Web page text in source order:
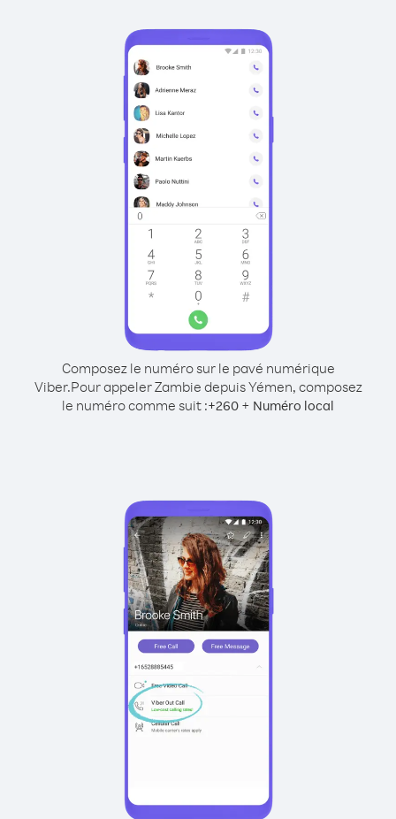
Composez le numéro sur le pavé numérique
Viber.Pour appeler Zambie depuis Yémen, composez
le numéro comme suit :+260 + Numéro local